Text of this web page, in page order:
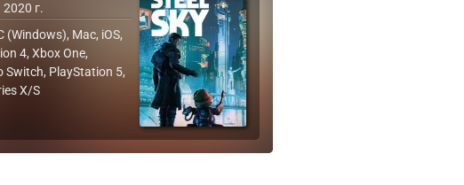
г.
(Windows), Mac, iOS,
4, Xbox One,
Switch, PlayStation 5,
X/S